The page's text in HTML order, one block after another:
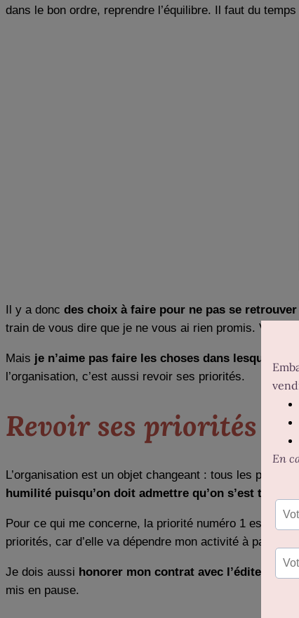
dans le bon ordre, reprendre l’équilibre. Il faut du
Il y a donc des choix à faire pour ne pas se
train de vous dire que je ne vous ai rien promis. Vous
Mais je n’aime pas faire les choses dans lesquelles
l’organisation, c’est aussi revoir ses priorités.
Revoir ses priorités
L’organisation est un objet changeant : tous les plans
humilité puisqu’on doit admettre qu’on s’est trompé
Pour ce qui me concerne, la priorité numéro 1 est
priorités, car d’elle va dépendre mon activité à partir
Je dois aussi honorer mon contrat avec l’éditeur
et
mis en pause.